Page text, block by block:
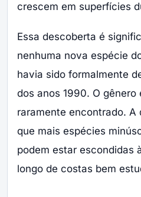
crescem em superfícies
Essa descoberta é
nenhuma nova espécie
havia sido formalmente
dos anos 1990. O gênero
raramente encontrado. A
que mais espécies
podem estar escondidas
longo de costas bem